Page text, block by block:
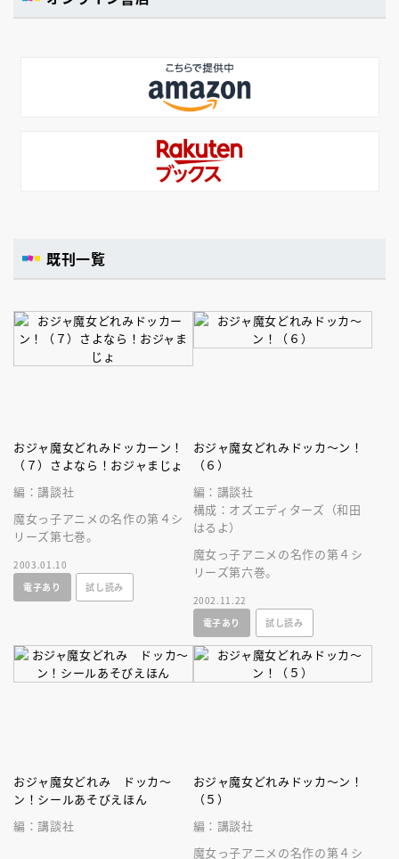
既刊一覧
おジャ魔女どれみドッカーン！
（７）さよなら！おジャまじょ
編：講談社
魔女っ子アニメの名作の第４シ
リーズ第七巻。
2003.01.10
電子あり
試し読み
おジャ魔女どれみドッカ～ン！
（６）
編：講談社
構成：オズエディターズ（和田
はるよ）
魔女っ子アニメの名作の第４シ
リーズ第六巻。
2002.11.22
電子あり
試し読み
おジャ魔女どれみ ドッカ～
ン！シールあそびえほん
編：講談社
おジャ魔女どれみドッカ～ン！
（５）
編：講談社
魔女っ子アニメの名作の第４シ